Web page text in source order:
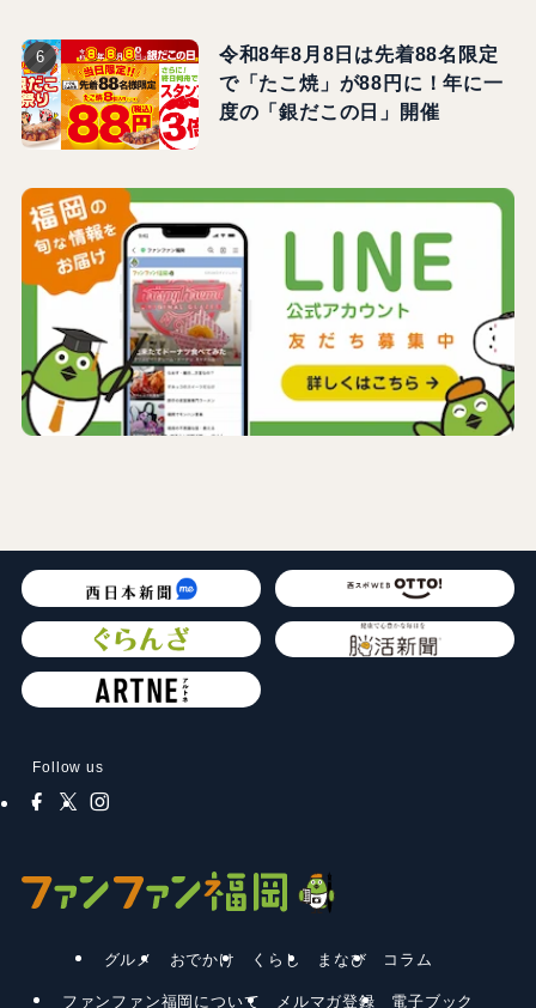
令和8年8月8日は先着88名限定
で「たこ焼」が88円に！年に一
度の「銀だこの日」開催
Follow us
グルメ おでかけ くらし まなび コラム
ファンファン福岡について メルマガ登録 電子ブック